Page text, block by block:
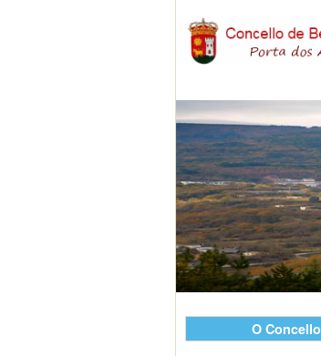
O Concello